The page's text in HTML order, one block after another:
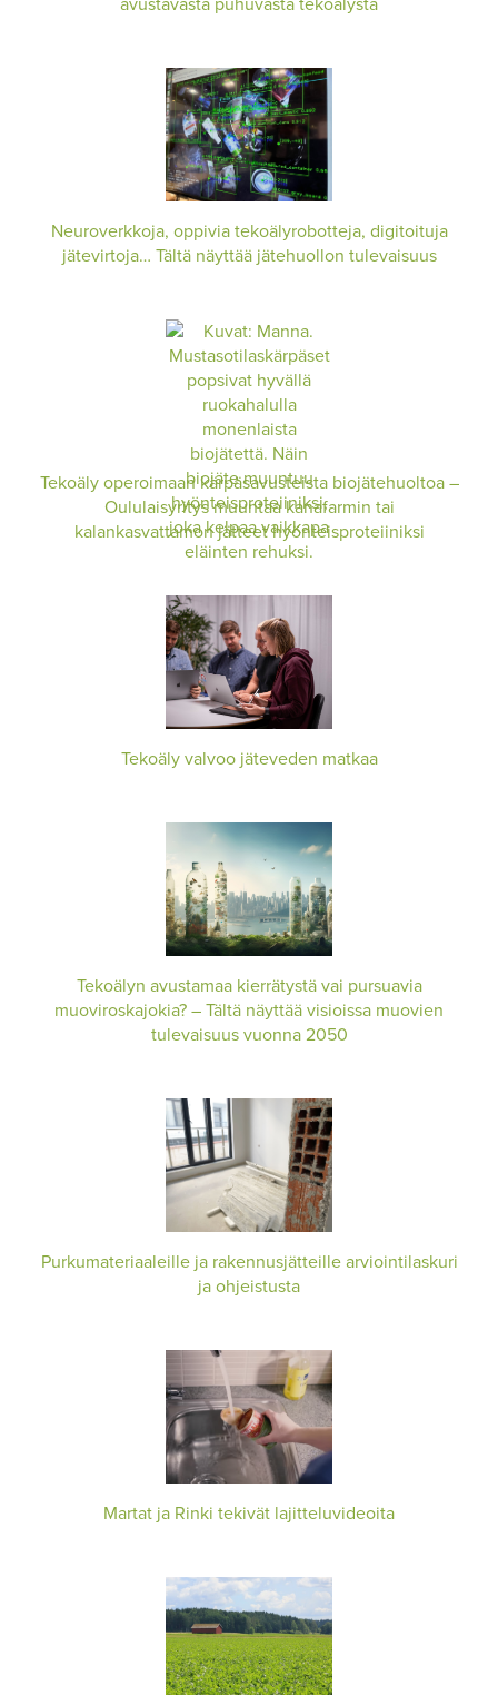
avustavasta puhuvasta tekoälystä
Neuroverkkoja, oppivia tekoälyrobotteja, digitoituja
jätevirtoja… Tältä näyttää jätehuollon tulevaisuus
Tekoäly operoimaan kärpäsavusteista biojätehuoltoa –
Oululaisyritys muuntaa kanafarmin tai
kalankasvattamon jätteet hyönteisproteiiniksi
Tekoäly valvoo jäteveden matkaa
Tekoälyn avustamaa kierrätystä vai pursuavia
muoviroskajokia? – Tältä näyttää visioissa muovien
tulevaisuus vuonna 2050
Purkumateriaaleille ja rakennusjätteille arviointilaskuri
ja ohjeistusta
Martat ja Rinki tekivät lajitteluvideoita